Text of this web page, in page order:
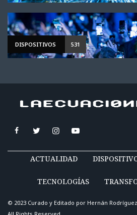
DISPOSITIVOS 531
ACTUALIDAD
TECNOLOGÍAS
© 2023 Curado y Editado por Hernán Rodríguez